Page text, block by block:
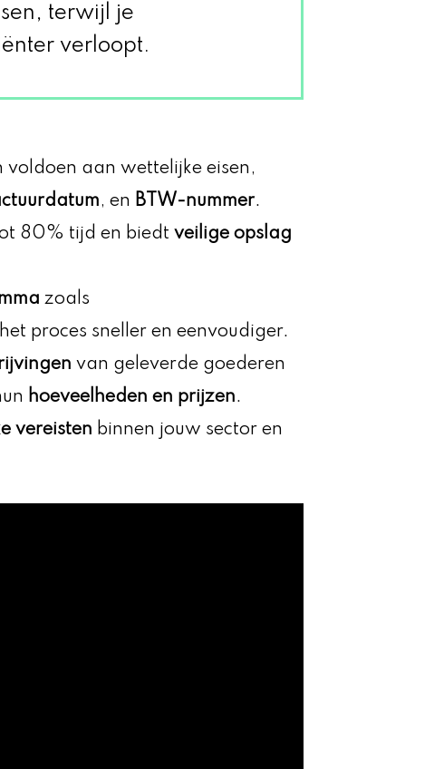
terwijl je
verloopt.
voldoen aan wettelijke eisen,
, en BTW-nummer.
80% tijd en biedt veilige opslag
zoals
proces sneller en eenvoudiger.
van geleverde goederen
hoeveelheden en prijzen.
vereisten binnen jouw sector en